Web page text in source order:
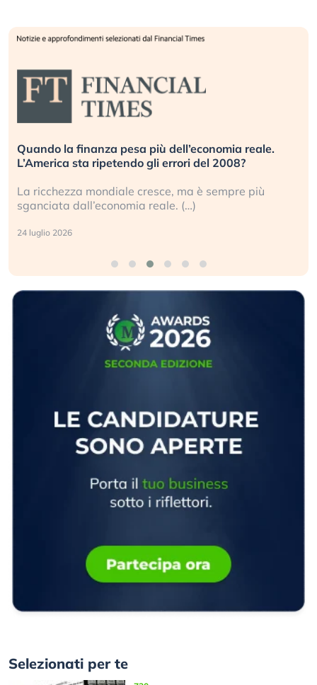
Quando la finanza pesa più dell’economia reale.
L’America sta ripetendo gli errori del 2008?
La ricchezza mondiale cresce, ma è sempre più
sganciata dall’economia reale. (…)
24 luglio 2026
Selezionati per te